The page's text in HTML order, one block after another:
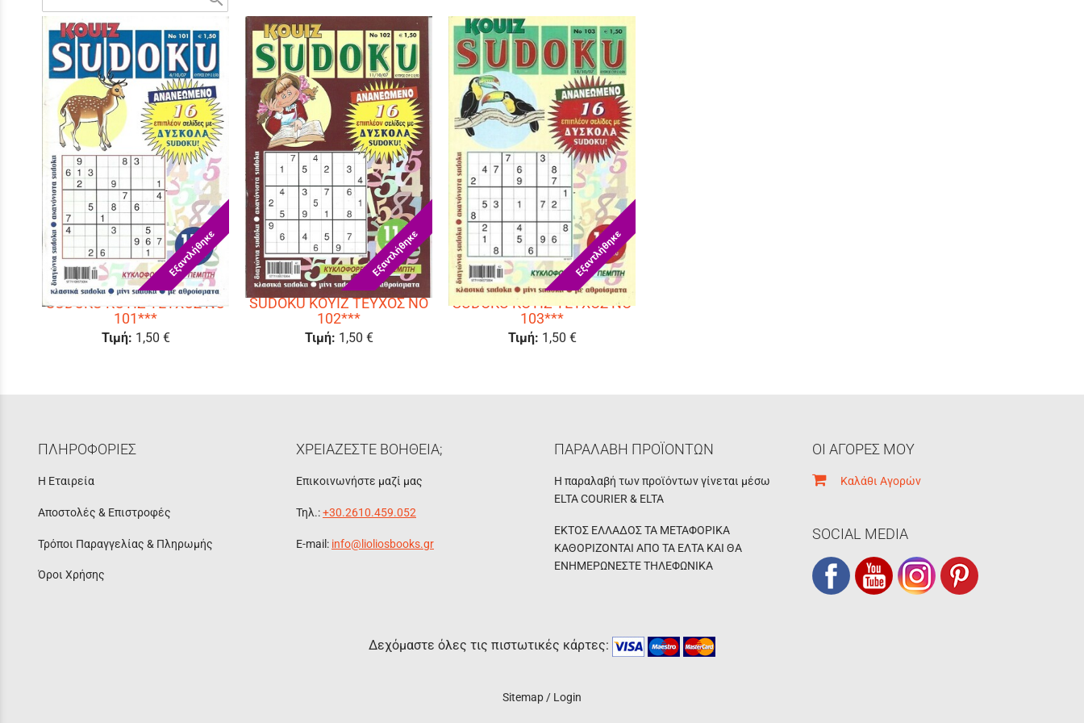
Εξαντλήθηκε
SUDOKU KOYIZ ΤΕΥΧΟΣ ΝΟ
101***
Τιμή: 1,50 €
Εξαντλήθηκε
SUDOKU KOYIZ ΤΕΥΧΟΣ ΝΟ
102***
Τιμή: 1,50 €
Εξαντλήθηκε
SUDOKU KOYIZ ΤΕΥΧΟΣ ΝΟ
103***
Τιμή: 1,50 €
ΠΛΗΡΟΦΟΡΙΕΣ
Η Εταιρεία
Αποστολές & Επιστροφές
Τρόποι Παραγγελίας & Πληρωμής
Όροι Χρήσης
ΧΡΕΙΑΖΕΣΤΕ ΒΟΗΘΕΙΑ;
Επικοινωνήστε μαζί μας
Τηλ.:+30.2610.459.052
E-mail: info@lioliosbooks.gr
ΠΑΡΑΛΑΒΗ ΠΡΟΪΟΝΤΩΝ
Η παραλαβή των προϊόντων γίνεται μέσω
ELTA COURIER & ELTA
ΕΚΤΟΣ ΕΛΛΑΔΟΣ ΤΑ ΜΕΤΑΦΟΡΙΚΑ
ΚΑΘΟΡΙΖΟΝΤΑΙ ΑΠΟ ΤΑ ΕΛΤΑ ΚΑΙ ΘΑ
ΕΝΗΜΕΡΩΝΕΣΤΕ ΤΗΛΕΦΩΝΙΚΑ
ΟΙ ΑΓΟΡΕΣ ΜΟΥ
Καλάθι Αγορών
SOCIAL MEDIA
Δεχόμαστε όλες τις πιστωτικές κάρτες:
Sitemap / Login